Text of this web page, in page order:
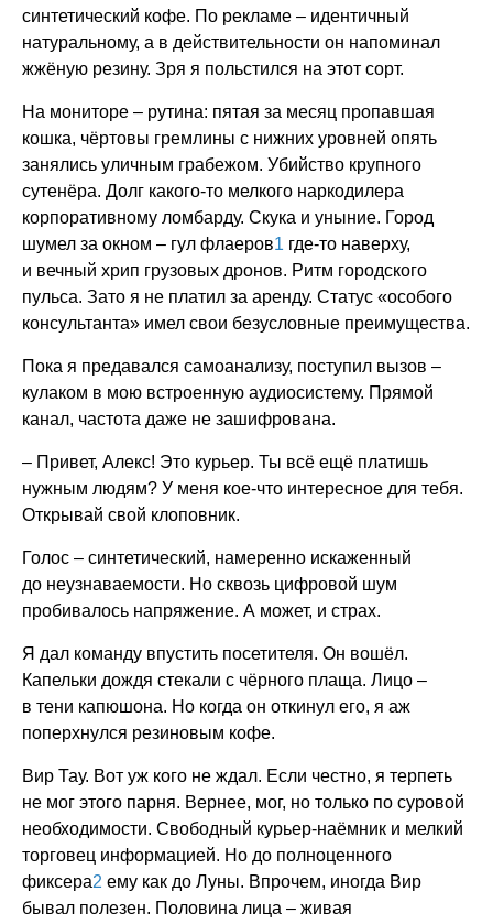
синтетический кофе. По рекламе – идентичный
натуральному, а в действительности он напоминал
жжёную резину. Зря я польстился на этот сорт.
На мониторе – рутина: пятая за месяц пропавшая
кошка, чёртовы гремлины с нижних уровней опять
занялись уличным грабежом. Убийство крупного
сутенёра. Долг какого-то мелкого наркодилера
корпоративному ломбарду. Скука и уныние. Город
шумел за окном – гул флаеров1 где-то наверху,
и вечный хрип грузовых дронов. Ритм городского
пульса. Зато я не платил за аренду. Статус «особого
консультанта» имел свои безусловные преимущества.
Пока я предавался самоанализу, поступил вызов –
кулаком в мою встроенную аудиосистему. Прямой
канал, частота даже не зашифрована.
– Привет, Алекс! Это курьер. Ты всё ещё платишь
нужным людям? У меня кое-что интересное для тебя.
Открывай свой клоповник.
Голос – синтетический, намеренно искаженный
до неузнаваемости. Но сквозь цифровой шум
пробивалось напряжение. А может, и страх.
Я дал команду впустить посетителя. Он вошёл.
Капельки дождя стекали с чёрного плаща. Лицо –
в тени капюшона. Но когда он откинул его, я аж
поперхнулся резиновым кофе.
Вир Тау. Вот уж кого не ждал. Если честно, я терпеть
не мог этого парня. Вернее, мог, но только по суровой
необходимости. Свободный курьер-наёмник и мелкий
торговец информацией. Но до полноценного
фиксера2 ему как до Луны. Впрочем, иногда Вир
бывал полезен. Половина лица – живая